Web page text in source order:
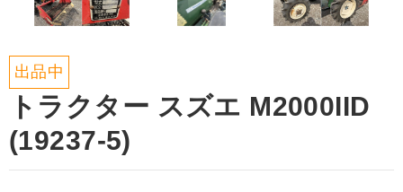
出品中
トラクター スズエ M2000IID
(19237-5)